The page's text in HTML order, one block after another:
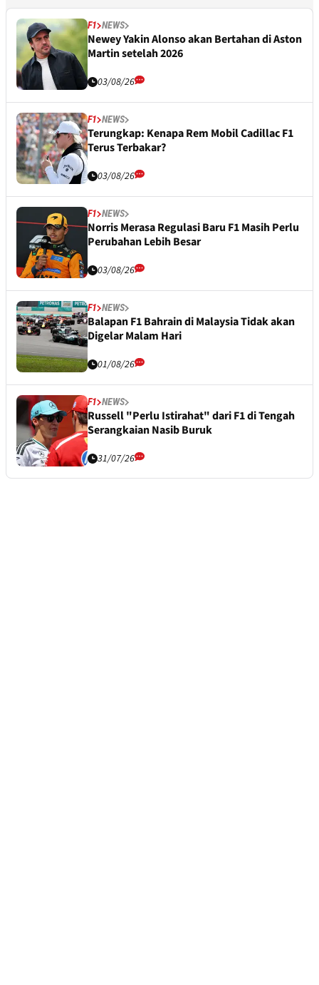
F1 NEWS
Newey Yakin Alonso akan Bertahan di Aston
Martin setelah 2026
03/08/26
F1 NEWS
Terungkap: Kenapa Rem Mobil Cadillac F1
Terus Terbakar?
03/08/26
F1 NEWS
Norris Merasa Regulasi Baru F1 Masih Perlu
Perubahan Lebih Besar
03/08/26
F1 NEWS
Balapan F1 Bahrain di Malaysia Tidak akan
Digelar Malam Hari
01/08/26
F1 NEWS
Russell "Perlu Istirahat" dari F1 di Tengah
Serangkaian Nasib Buruk
31/07/26